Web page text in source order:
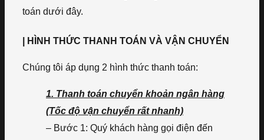
toán dưới đây.
| HÌNH THỨC THANH TOÁN VÀ VẬN CHUYỂN
Chúng tôi áp dụng 2 hình thức thanh toán:
1. Thanh toán chuyển khoản ngân hàng
(Tốc độ vận chuyển rất nhanh)
– Bước 1: Quý khách hàng gọi điện đến